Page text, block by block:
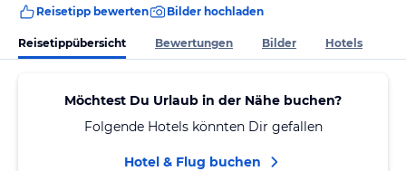
Reisetipp bewerten Bilder hochladen
Reisetippübersicht Bewertungen Bilder Hotels
Möchtest Du Urlaub in der Nähe buchen?
Folgende Hotels könnten Dir gefallen
Hotel & Flug buchen